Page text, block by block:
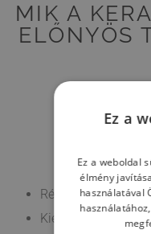
MIK A
ELŐNYÖS
Rétegvastagság 1
Kiemelkedő
Ez a
Ez a weboldal
élmény
használatával